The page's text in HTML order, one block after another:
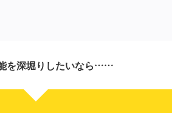
を深堀りしたいなら……